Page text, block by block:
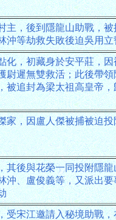
主，後到隱龍山助戰，
沖等劫救失敗後迫吳用
化，初藏身於安平莊，
尉遲無雙救活；此後帶
被追封為梁太祖高皇帝
家，因盧人傑被捕被迫
其後與花榮一同投附隱
沖、盧俊義等，又派出
受宋江邀請入秘境助戰